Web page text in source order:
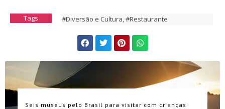
Tags #Diversão e Cultura,#Restaurante
Seis museus pelo Brasil para visitar com crianças